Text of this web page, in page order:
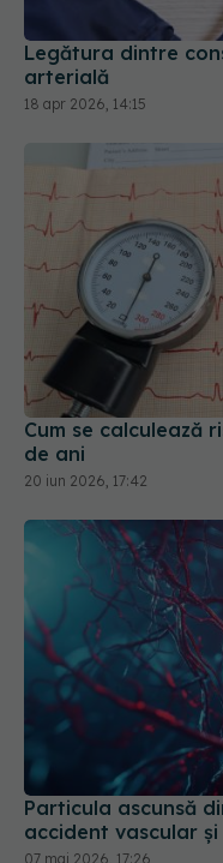
Cum se calculează
de ani
20 iun 2026, 17:42
Particula ascunsă
accident vascular și
07 mai 2026, 17:26